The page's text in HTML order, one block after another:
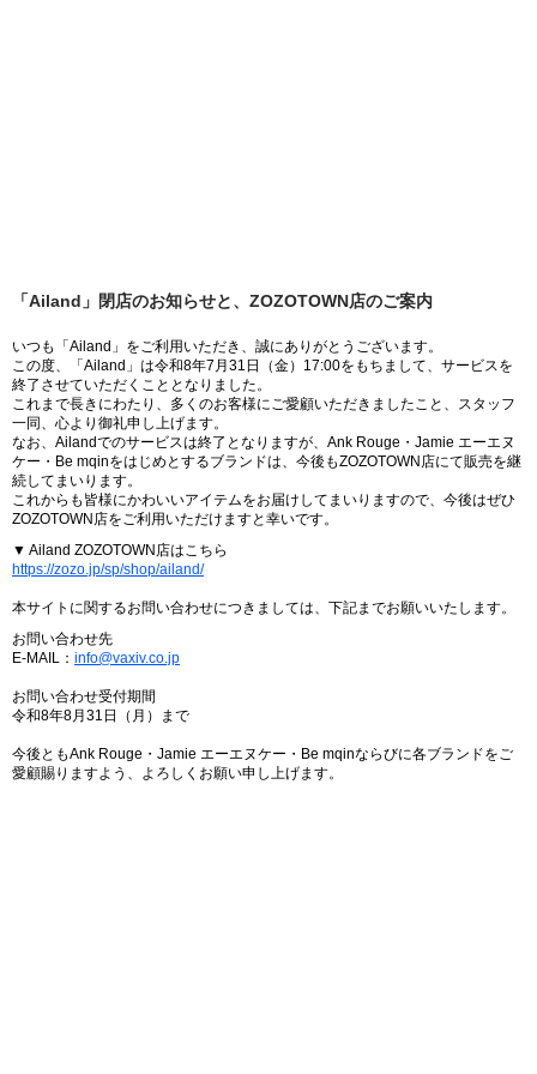
「Ailand」閉店のお知らせと、ZOZOTOWN店のご案内
いつも「Ailand」をご利用いただき、誠にありがとうございます。
この度、「Ailand」は令和8年7月31日（金）17:00をもちまして、サービスを
終了させていただくこととなりました。
これまで長きにわたり、多くのお客様にご愛顧いただきましたこと、スタッフ
一同、心より御礼申し上げます。
なお、Ailandでのサービスは終了となりますが、Ank Rouge・Jamie エーエヌ
ケー・Be mqinをはじめとするブランドは、今後もZOZOTOWN店にて販売を継
続してまいります。
これからも皆様にかわいいアイテムをお届けしてまいりますので、今後はぜひ
ZOZOTOWN店をご利用いただけますと幸いです。
▼ Ailand ZOZOTOWN店はこちら
https://zozo.jp/sp/shop/ailand/
本サイトに関するお問い合わせにつきましては、下記までお願いいたします。
お問い合わせ先
E-MAIL： info@vaxiv.co.jp
お問い合わせ受付期間
令和8年8月31日（月）まで
今後ともAnk Rouge・Jamie エーエヌケー・Be mqinならびに各ブランドをご
愛顧賜りますよう、よろしくお願い申し上げます。